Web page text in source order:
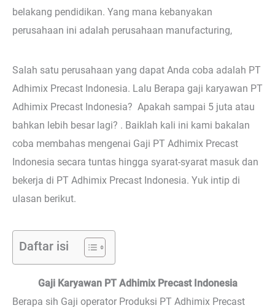
belakang pendidikan. Yang mana kebanyakan
perusahaan ini adalah perusahaan manufacturing,
Salah satu perusahaan yang dapat Anda coba adalah PT
Adhimix Precast Indonesia. Lalu Berapa gaji karyawan PT
Adhimix Precast Indonesia? Apakah sampai 5 juta atau
bahkan lebih besar lagi? . Baiklah kali ini kami bakalan
coba membahas mengenai Gaji PT Adhimix Precast
Indonesia secara tuntas hingga syarat-syarat masuk dan
bekerja di PT Adhimix Precast Indonesia. Yuk intip di
ulasan berikut.
Daftar isi
Gaji Karyawan PT Adhimix Precast Indonesia
Berapa sih Gaji operator Produksi PT Adhimix Precast